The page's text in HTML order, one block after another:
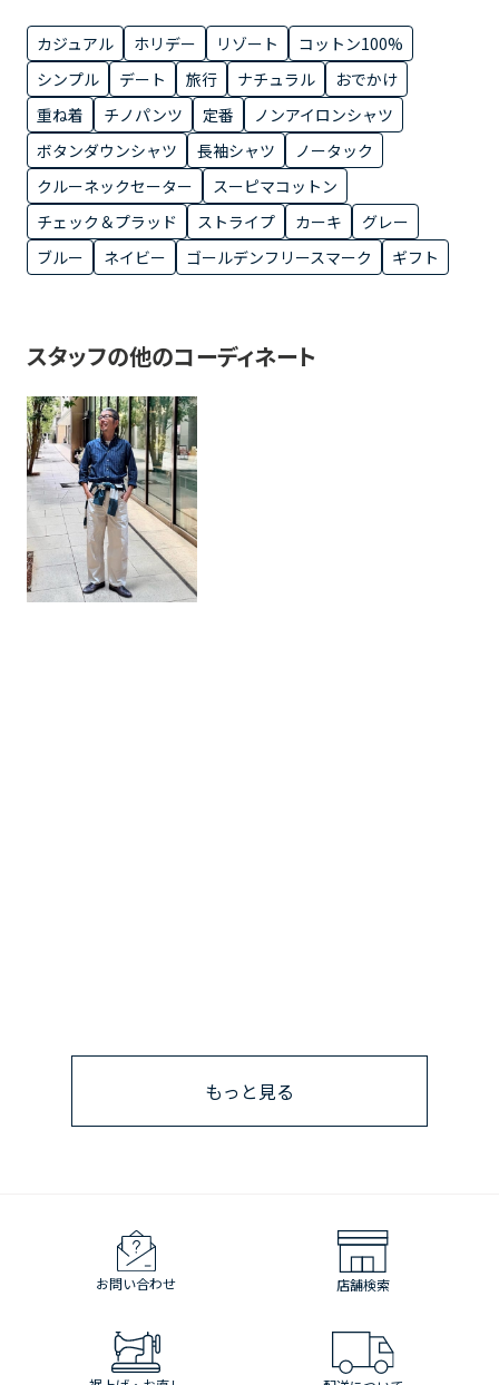
カジュアル ホリデー リゾート
コットン100%
シンプル
デート 旅行 ナチュラル
おでかけ
重ね着
チノパンツ 定番
ノンアイロンシャツ
ボタンダウンシャツ
長袖シャツ
ノータック
クルーネックセーター
スーピマコットン
チェック＆プラッド
ストライプ カーキ
グレー
ブルー
ネイビー ゴールデンフリースマーク ギフト
スタッフの他のコーディネート
もっと見る
お問い合わせ 店舗検索